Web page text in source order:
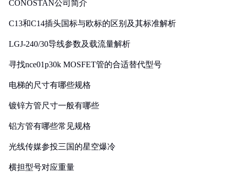
CONOSTAN公司简介
C13和C14插头国标与欧标的区别及其标准解析
LGJ-240/30导线参数及载流量解析
寻找nce01p30k MOSFET管的合适替代型号
电梯的尺寸有哪些规格
镀锌方管尺寸一般有哪些
铝方管有哪些常见规格
光线传媒参投三国的星空爆冷
横担型号对应重量